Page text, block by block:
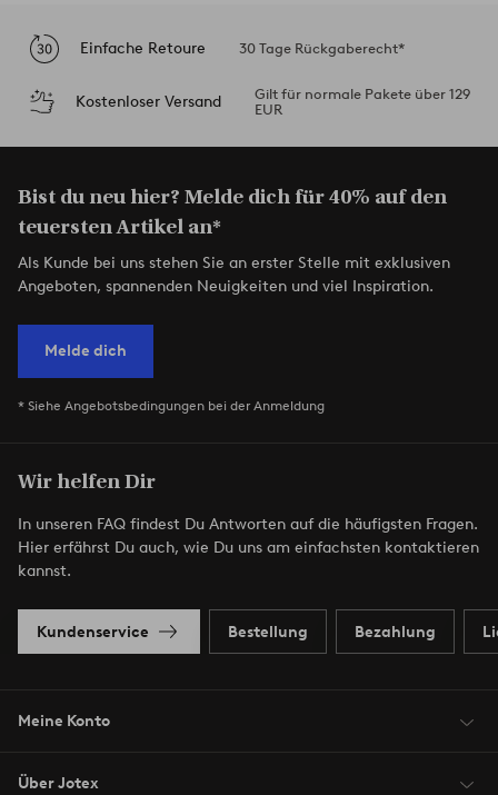
Einfache Retoure 30 Tage Rückgaberecht*
Kostenloser Versand
Gilt für normale Pakete über 129
EUR
Bist du neu hier? Melde dich für 40% auf den
teuersten Artikel an*
Als Kunde bei uns stehen Sie an erster Stelle mit exklusiven
Angeboten, spannenden Neuigkeiten und viel Inspiration.
Melde dich
* Siehe Angebotsbedingungen bei der Anmeldung
Wir helfen Dir
In unseren FAQ findest Du Antworten auf die häufigsten Fragen.
Hier erfährst Du auch, wie Du uns am einfachsten kontaktieren
kannst.
Kundenservice Bestellung Bezahlung
Meine Konto
Über Jotex